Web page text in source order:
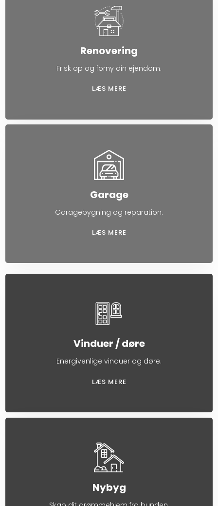
Renovering
Frisk op og forny din ejendom.
LÆS MERE​
Garage
Garagebygning og reparation.
LÆS MERE​
Vinduer / døre
Energivenlige vinduer og døre.
LÆS MERE​
Nybyg